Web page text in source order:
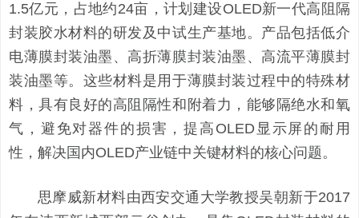
1.5亿元，占地约24亩，计划建设OLED新一代高阻隔
封装胶水材料的研发及中试生产基地。产品包括低介
电薄膜封装油墨、高折薄膜封装油墨、高流平薄膜封
装油墨等。这些材料是用于薄膜封装过程中的特殊材
料，具有良好的高阻隔性和附着力，能够隔绝水和氧
气，避免对器件的损害，提高OLED显示屏的耐用
性，解决国内OLED产业链中关键材料的核心问题。
思摩威新材料由西安交通大学教授吴朝新于2017